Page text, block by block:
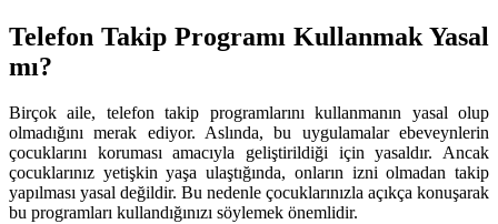
Telefon Takip Programı Kullanmak Yasal
mı?
Birçok aile, telefon takip programlarını kullanmanın yasal olup
olmadığını merak ediyor. Aslında, bu uygulamalar ebeveynlerin
çocuklarını koruması amacıyla geliştirildiği için yasaldır. Ancak
çocuklarınız yetişkin yaşa ulaştığında, onların izni olmadan takip
yapılması yasal değildir. Bu nedenle çocuklarınızla açıkça konuşarak
bu programları kullandığınızı söylemek önemlidir.